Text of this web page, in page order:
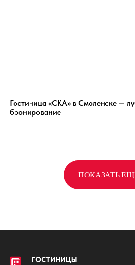
Гостиница «СКА» в Смоленске —
бронирование
ПОКАЗАТЬ